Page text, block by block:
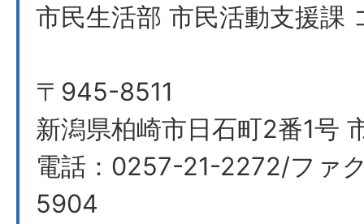
市民生活部 市民活動支援課
〒945-8511
新潟県柏崎市日石町2番1号
電話：0257-21-2272/ファ
5904